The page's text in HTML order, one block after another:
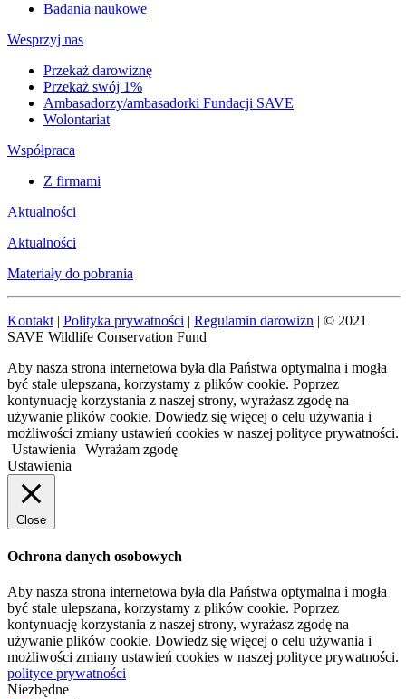
Badania naukowe
Wesprzyj nas
Przekaż darowiznę
Przekaż swój 1%
Ambasadorzy/ambasadorki Fundacji SAVE
Wolontariat
Współpraca
Z firmami
Aktualności
Aktualności
Materiały do pobrania
Kontakt | Polityka prywatności | Regulamin darowizn | © 2021
SAVE Wildlife Conservation Fund
Aby nasza strona internetowa była dla Państwa optymalna i mogła
być stale ulepszana, korzystamy z plików cookie. Poprzez
kontynuację korzystania z naszej strony, wyrażasz zgodę na
używanie plików cookie. Dowiedz się więcej o celu używania i
możliwości zmiany ustawień cookies w naszej polityce prywatności.
Ustawienia
Wyrażam zgodę
Ustawienia
Close
Ochrona danych osobowych
Aby nasza strona internetowa była dla Państwa optymalna i mogła
być stale ulepszana, korzystamy z plików cookie. Poprzez
kontynuację korzystania z naszej strony, wyrażasz zgodę na
używanie plików cookie. Dowiedz się więcej o celu używania i
możliwości zmiany ustawień cookies w naszej polityce prywatności.
polityce prywatności
Niezbędne